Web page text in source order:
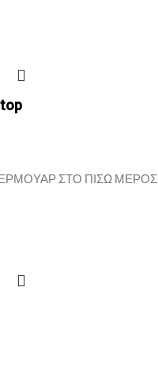
ΣΤΟ ΠΙΣΩ ΜΕΡΟΣ